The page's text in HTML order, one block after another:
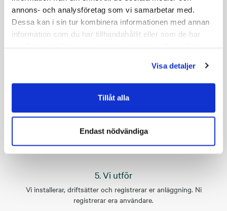
annons- och analysföretag som vi samarbetar med.
Dessa kan i sin tur kombinera informationen med annan
information som du har tillhandahållit eller som de har
Visa detaljer
Tillåt alla
Endast nödvändiga
3. Vi startar
4. Vi planerar
Gemensamt gör vi upp en tidplan för installation och sätter
startdatum för tjänsten.
5. Vi utför
Vi installerar, driftsätter och registrerar er anläggning. Ni
registrerar era användare.